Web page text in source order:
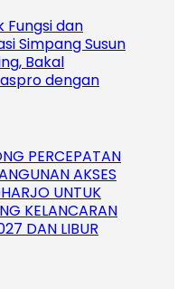
Fungsi dan
Simpang Susun
Bakal
dengan
PERCEPATAN
AKSES
UNTUK
KELANCARAN
DAN LIBUR